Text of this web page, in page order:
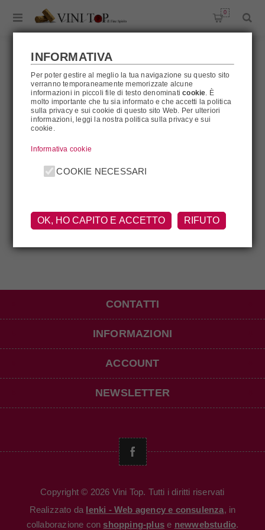
0
JAEGER-DEFAIX
CONTATTI
INFORMAZIONI
ACCOUNT
NEWSLETTER
Copyright © 2026 Vini Top. Tutti i diritti riservati
Realizzato da Ienki - Web agency e consulenza, in
collaborazione con shopping-plus e newwebstudio.
INFORMATIVA
Per poter gestire al meglio la tua navigazione su questo sito
verranno temporaneamente memorizzate alcune
informazioni in piccoli file di testo denominaticookie. È
molto importante che tu sia informato e che accetti la politica
sulla privacy e sui cookie di questo sito Web. Per ulteriori
informazioni, leggi la nostra politica sulla privacy e sui
cookie.
Informativa cookie
COOKIE NECESSARI
OK, HO CAPITO E ACCETTO RIFUTO